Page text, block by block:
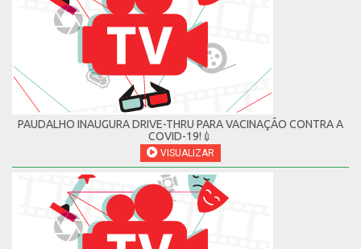
PAUDALHO INAUGURA DRIVE-THRU PARA VACINAÇÃO CONTRA A
COVID-19!💉
VISUALIZAR